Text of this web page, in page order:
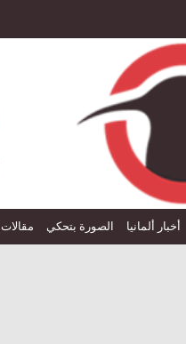
أخبار ألمانيا الصورة بتحكي مقالات